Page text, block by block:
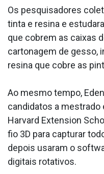
Os pesquisadores
tinta e resina e
que cobrem as caixas
cartonagem de gesso,
resina que cobre as
Ao mesmo tempo,
candidatos a
Harvard Extension
fio 3D para capturar
depois usaram o
digitais rotativos.